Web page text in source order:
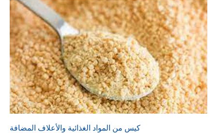
كيس من المواد الغذائية والأعلاف المضافة